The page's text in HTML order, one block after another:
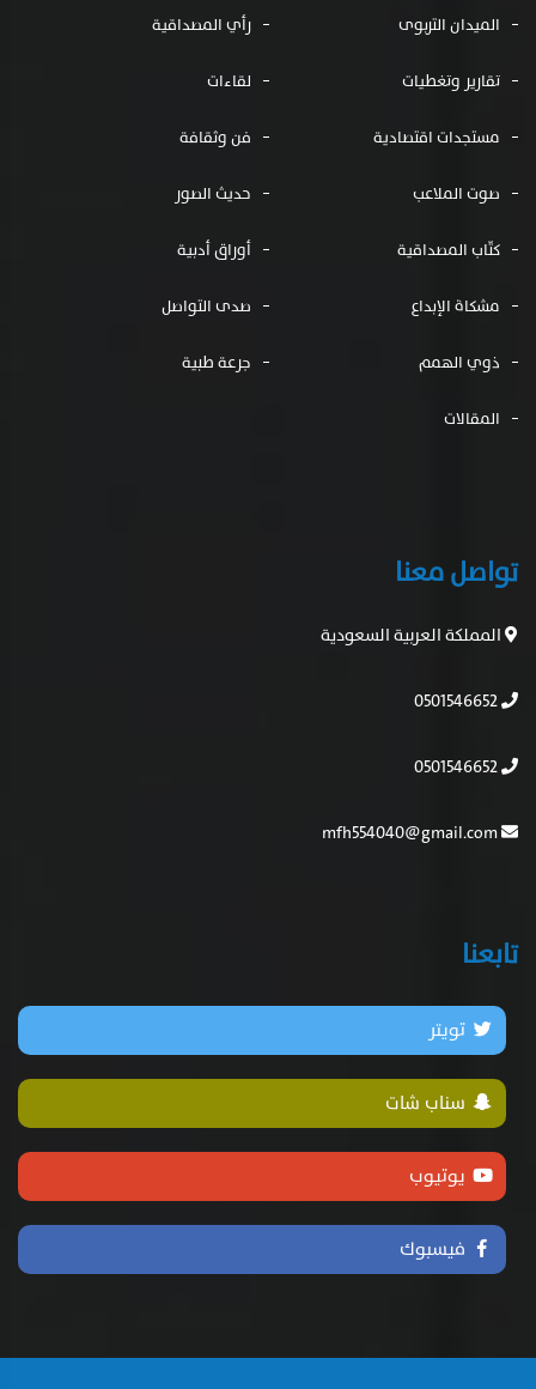
الميدان التربوى رأي المصداقية
تقارير وتغطيات لقاءات
مستجدات اقتصادية فن وثقافة
صوت الملاعب حديث الصور
كتّاب المصداقية أوراق أدبية
مشكاة الإبداع صدى التواصل
ذوي الهمم جرعة طبية
المقالات
تواصل معنا
المملكة العربية السعودية
تابعنا
تويتر
سناب شات
يوتيوب
فيسبوك